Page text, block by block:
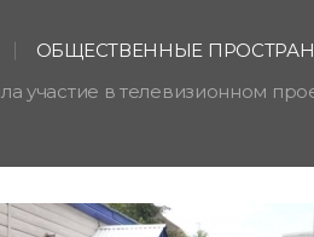
ОБЩЕСТВЕННЫЕ
участие в телевизионном